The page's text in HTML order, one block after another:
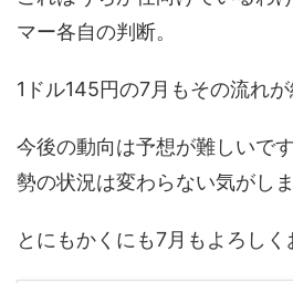
マー各自の判断。
1ドル145円の7月もその流れが
今後の動向は予想が難しいで
勢の状況は変わらない気がしま
とにもかくにも7月もよろしく